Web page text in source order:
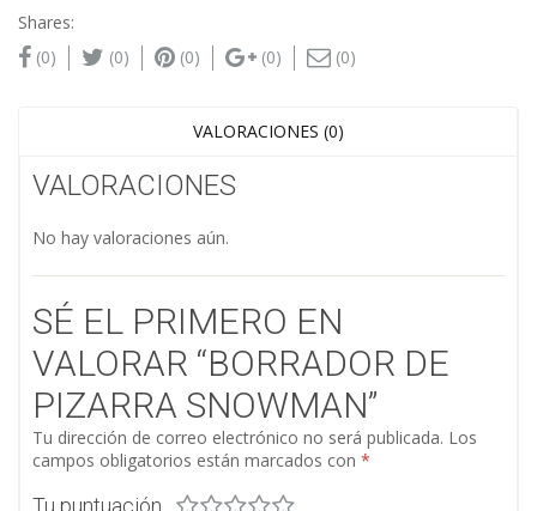
Shares:
(0)
(0) (0) (0) (0)
VALORACIONES (0)
VALORACIONES
No hay valoraciones aún.
SÉ EL PRIMERO EN
VALORAR “BORRADOR DE
PIZARRA SNOWMAN”
Tu dirección de correo electrónico no será publicada. Los
campos obligatorios están marcados con *